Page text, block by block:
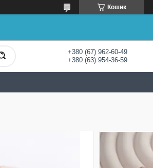
Кошик
+380 (67) 962-60-49
+380 (63) 954-36-59